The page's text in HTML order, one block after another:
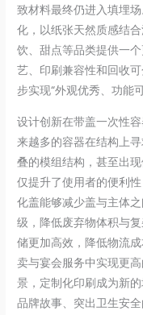
致材料最终仍进入填埋
化，以纸张天然质感结
饮、甜点等品类提供一
艺、印刷兼容性和回收
步实现“外观优秀、功能
设计创新在带盖一次性
来越多的容器在结构上
叠的模组结构，甚至出
仅提升了使用者的便利
化盖能够减少盖与主体
级，降低废弃物体积与
储更加高效，降低物流
卖与宴会服务中实现更
景，定制化印刷成为新
品牌故事、突出卫生安